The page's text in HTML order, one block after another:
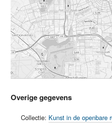
Overige gegevens
Collectie: Kunst in de openbare